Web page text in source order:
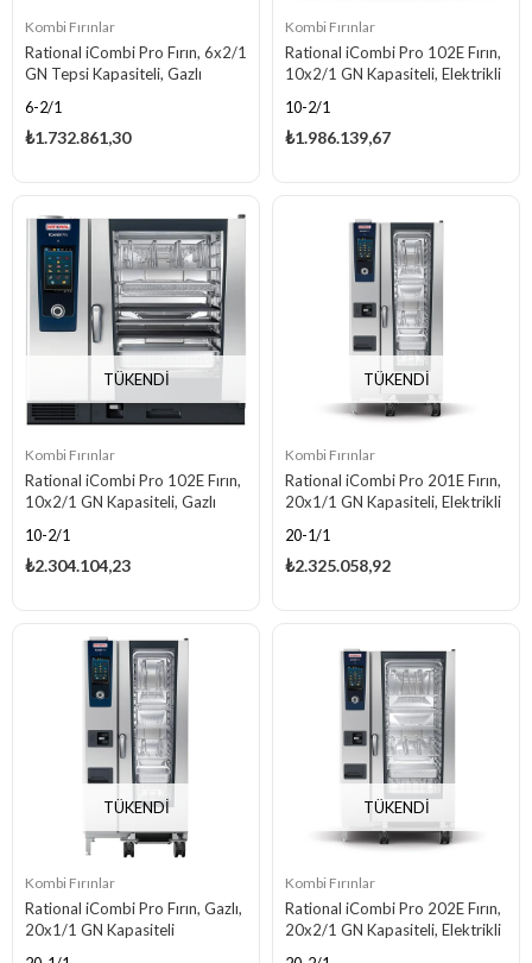
Kombi Fırınlar
Rational iCombi Pro Fırın, 6x2/1
GN Tepsi Kapasiteli, Gazlı
6-2/1
₺1.732.861,30
Kombi Fırınlar
Rational iCombi Pro 102E Fırın,
10x2/1 GN Kapasiteli, Elektrikli
10-2/1
₺1.986.139,67
TÜKENDI
Kombi Fırınlar
Rational iCombi Pro 102E Fırın,
10x2/1 GN Kapasiteli, Gazlı
10-2/1
₺2.304.104,23
TÜKENDI
Kombi Fırınlar
Rational iCombi Pro 201E Fırın,
20x1/1 GN Kapasiteli, Elektrikli
20-1/1
₺2.325.058,92
TÜKENDI
Kombi Fırınlar
Rational iCombi Pro Fırın, Gazlı,
20x1/1 GN Kapasiteli
TÜKENDI
Kombi Fırınlar
Rational iCombi Pro 202E Fırın,
20x2/1 GN Kapasiteli, Elektrikli